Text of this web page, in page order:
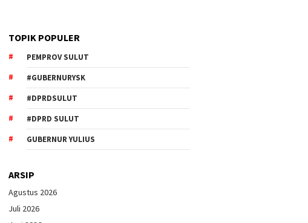
TOPIK POPULER
PEMPROV SULUT
#GUBERNURYSK
#DPRDSULUT
#DPRD SULUT
GUBERNUR YULIUS
ARSIP
Agustus 2026
Juli 2026